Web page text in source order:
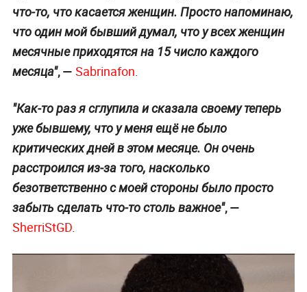
что-то, что касается женщин. Просто напоминаю,
что один мой бывший думал, что у всех женщин
месячные приходятся на 15 число каждого
месяца", — Sabrinafon.
"Как-то раз я сглупила и сказала своему теперь
уже бывшему, что у меня ещё не было
критических дней в этом месяце. Он очень
расстроился из-за того, насколько
безответственно с моей стороны было просто
забыть сделать что-то столь важное", —
SherriStGD.